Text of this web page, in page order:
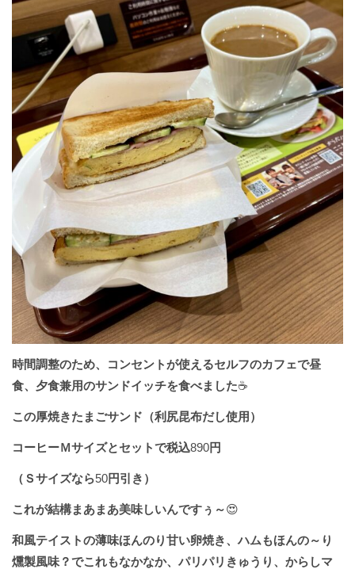
時間調整のため、コンセントが使えるセルフのカフェで昼
食、夕食兼用のサンドイッチを食べました☕️
この厚焼きたまごサンド（利尻昆布だし使用）
コーヒーＭサイズとセットで税込890円
（Ｓサイズなら50円引き）
これが結構まあまあ美味しいんですぅ～😍
和風テイストの薄味ほんのり甘い卵焼き、ハムもほんの～り
燻製風味？でこれもなかなか、パリパリきゅうり、からしマ